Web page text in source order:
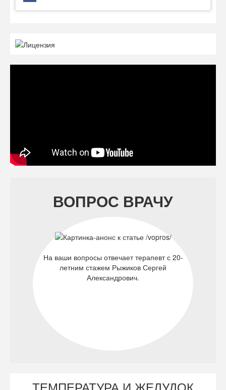
ВОПРОС ВРАЧУ
На ваши вопросы отвечает терапевт с 20-
летним стажем Рыжиков Сергей
Александрович.